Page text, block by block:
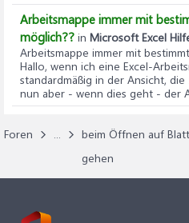
Arbeitsmappe immer mit
möglich?? in Microsoft Excel
Arbeitsmappe immer mit
Hallo, wenn ich eine Excel-
standardmäßig in der Ansicht,
nun aber - wenn dies geht - der
Foren
beim Öffnen auf
gehen